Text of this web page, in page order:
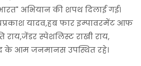
अभियान की शपथ दिलाई गई।
यादव,हब फार इम्पावरमेंट आफ
स्पेशलिस्ट राखी राय,
के आम जनमानस उपस्थित रहे।